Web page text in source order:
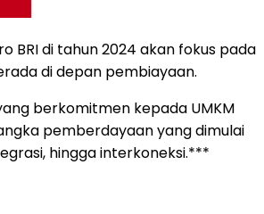
BRI di tahun 2024 akan fokus pada
di depan pembiayaan.
berkomitmen kepada UMKM
pemberdayaan yang dimulai
hingga interkoneksi.***